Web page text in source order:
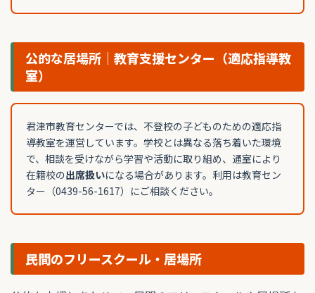
公的な居場所｜教育支援センター（適応指導教
室）
君津市教育センターでは、不登校の子どものための適応指
導教室を運営しています。学校とは異なる落ち着いた環境
で、相談を受けながら学習や活動に取り組め、通室により
在籍校の出席扱いになる場合があります。利用は教育セン
ター（0439-56-1617）にご相談ください。
民間のフリースクール・居場所